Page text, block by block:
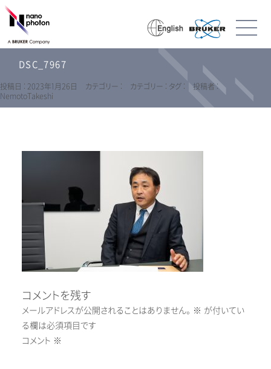
DSC_7967
投稿日 : 2023年1月26日 カテゴリー : カテゴリー : タグ :
投稿者 :
NemotoTakeshi
コメントを残す
メールアドレスが公開されることはありません。 ※ が付いてい
る欄は必須項目です
コメント ※